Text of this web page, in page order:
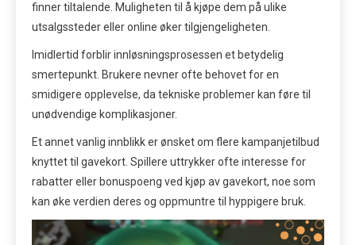
finner tiltalende. Muligheten til å kjøpe dem på ulike
utsalgssteder eller online øker tilgjengeligheten.
Imidlertid forblir innløsningsprosessen et betydelig
smertepunkt. Brukere nevner ofte behovet for en
smidigere opplevelse, da tekniske problemer kan føre til
unødvendige komplikasjoner.
Et annet vanlig innblikk er ønsket om flere kampanjetilbud
knyttet til gavekort. Spillere uttrykker ofte interesse for
rabatter eller bonuspoeng ved kjøp av gavekort, noe som
kan øke verdien deres og oppmuntre til hyppigere bruk.